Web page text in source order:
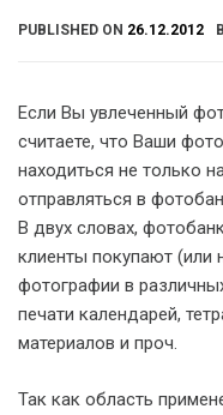
PUBLISHED ON 26.12.2012
Если Вы увлеченный
считаете, что Ваши
находиться не только
отправляться в
В двух словах,
клиенты покупают (или
фотографии в
печати календарей,
материалов и проч.
Так как область